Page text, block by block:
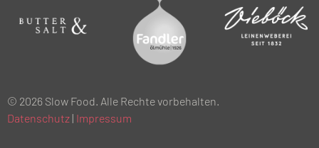
© 2026 Slow Food. Alle Rechte vorbehalten.
Datenschutz | Impressum